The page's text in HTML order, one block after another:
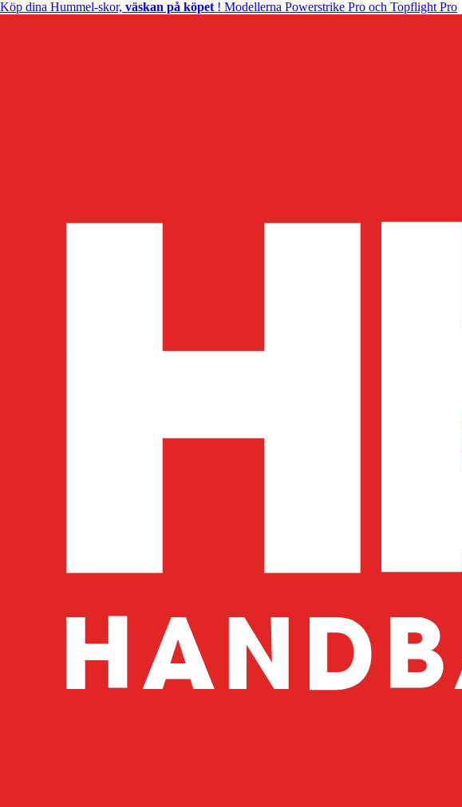
Köp dina Hummel-skor, väskan på köpet ! Modellerna Powerstrike Pro och Topflight Pro